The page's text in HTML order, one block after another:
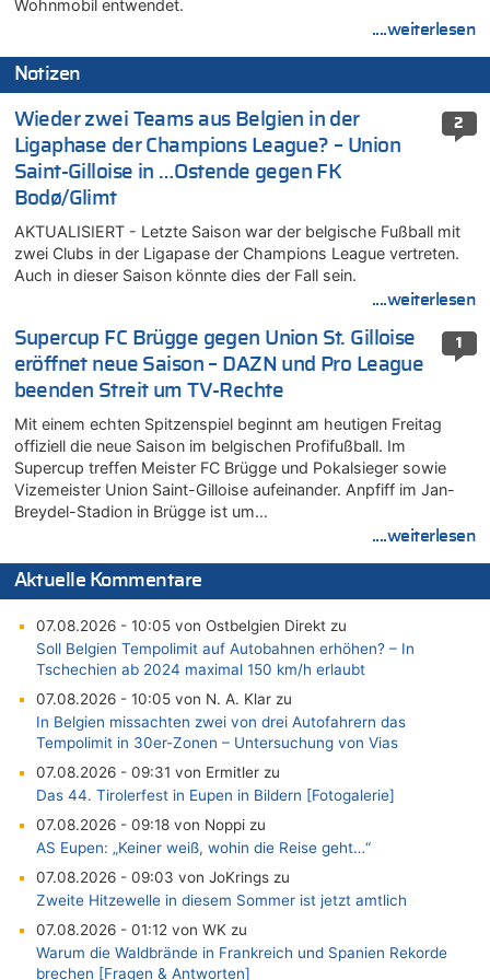
Wohnmobil entwendet.
....weiterlesen
Notizen
2
Wieder zwei Teams aus Belgien in der
Ligaphase der Champions League? – Union
Saint-Gilloise in …Ostende gegen FK
Bodø/Glimt
AKTUALISIERT - Letzte Saison war der belgische Fußball mit
zwei Clubs in der Ligapase der Champions League vertreten.
Auch in dieser Saison könnte dies der Fall sein.
....weiterlesen
1
Supercup FC Brügge gegen Union St. Gilloise
eröffnet neue Saison – DAZN und Pro League
beenden Streit um TV-Rechte
Mit einem echten Spitzenspiel beginnt am heutigen Freitag
offiziell die neue Saison im belgischen Profifußball. Im
Supercup treffen Meister FC Brügge und Pokalsieger sowie
Vizemeister Union Saint-Gilloise aufeinander. Anpfiff im Jan-
Breydel-Stadion in Brügge ist um…
....weiterlesen
Aktuelle Kommentare
07.08.2026 - 10:05 von Ostbelgien Direkt zu
Soll Belgien Tempolimit auf Autobahnen erhöhen? – In
Tschechien ab 2024 maximal 150 km/h erlaubt
07.08.2026 - 10:05 von N. A. Klar zu
In Belgien missachten zwei von drei Autofahrern das
Tempolimit in 30er-Zonen – Untersuchung von Vias
07.08.2026 - 09:31 von Ermitler zu
Das 44. Tirolerfest in Eupen in Bildern [Fotogalerie]
07.08.2026 - 09:18 von Noppi zu
AS Eupen: „Keiner weiß, wohin die Reise geht…“
07.08.2026 - 09:03 von JoKrings zu
Zweite Hitzewelle in diesem Sommer ist jetzt amtlich
07.08.2026 - 01:12 von WK zu
Warum die Waldbrände in Frankreich und Spanien Rekorde
brechen [Fragen & Antworten]